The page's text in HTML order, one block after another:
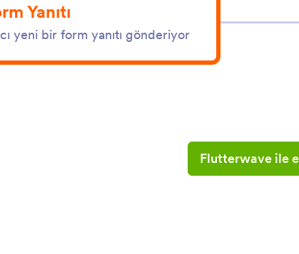
Yanıtı
yeni bir form yanıtı gönderiyor
Flutterwave ile